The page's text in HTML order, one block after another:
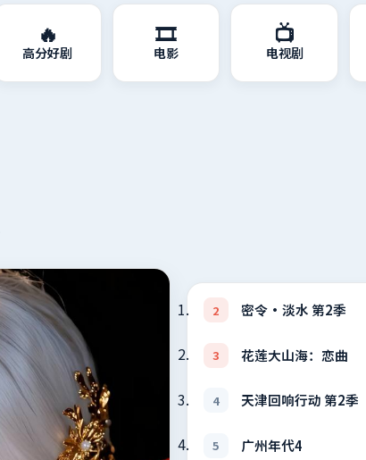
🔥
高分好剧
🎞️
电影
📺
电视剧
2 密令·淡水 第2季
3 花莲大山海：恋曲
4 天津回响行动 第2季
5 广州年代4